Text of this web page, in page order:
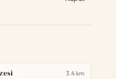
3.4 km